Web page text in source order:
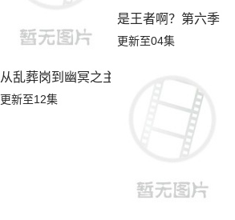
从乱葬岗到幽冥之主
更新至12集
是王者啊？第六季
更新至04集